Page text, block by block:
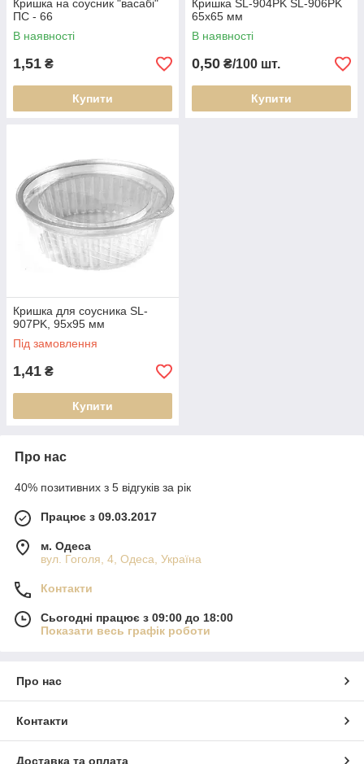
Кришка на соусник "васабі"
ПС - 66
В наявності
1,51 ₴
Купити
Кришка SL-904PK SL-906PK
65х65 мм
В наявності
0,50 ₴/100 шт.
Купити
Кришка для соусника SL-
907PK, 95х95 мм
Під замовлення
1,41 ₴
Купити
Про нас
40% позитивних з 5 відгуків за рік
Працює з 09.03.2017
м. Одеса
вул. Гоголя, 4, Одеса, Україна
Контакти
Сьогодні працює з 09:00 до 18:00
Показати весь графік роботи
Про нас
Контакти
Доставка та оплата